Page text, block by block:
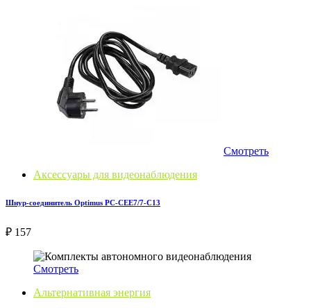
Смотреть
Аксессуары для видеонаблюдения
Шнур-соединитель Optimus PC-CEE7/7-С13
₽ 157
Смотреть
Альтернативная энергия